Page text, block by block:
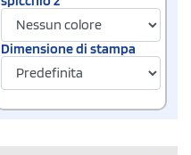
Dimensione di stampa